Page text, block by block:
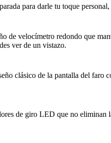
para darle tu toque
velocímetro redondo que
ver de un vistazo.
clásico de la pantalla del faro
de giro LED que no eliminan